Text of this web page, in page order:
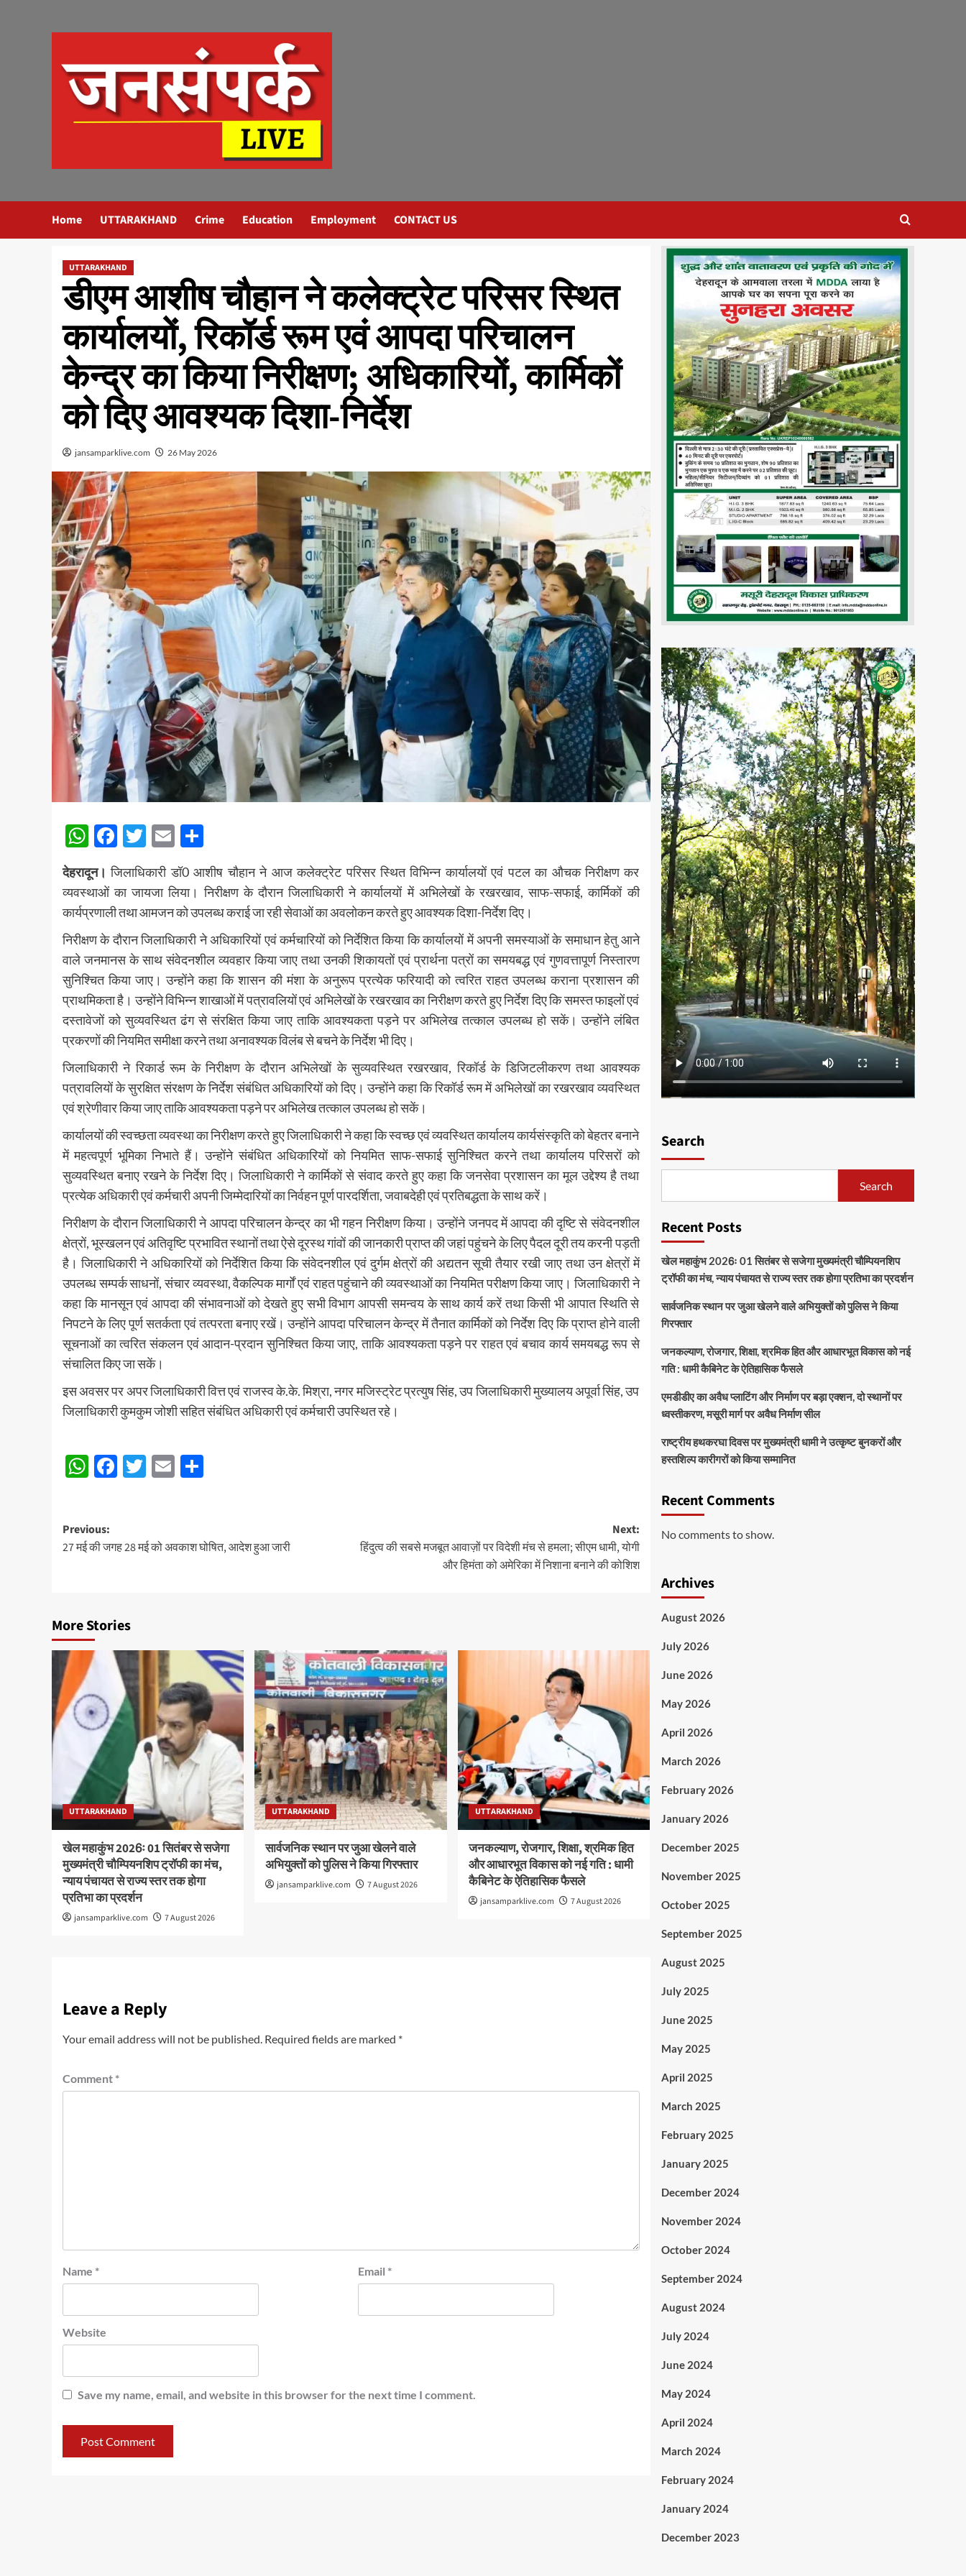
Home UTTARAKHAND Crime Education Employment CONTACT US
UTTARAKHAND
डीएम आशीष चौहान ने कलेक्ट्रेट परिसर स्थित
कार्यालयों, रिकॉर्ड रूम एवं आपदा परिचालन
केन्द्र का किया निरीक्षण; अधिकारियों, कार्मिकों
को दिए आवश्यक दिशा-निर्देश
jansamparklive.com 26 May 2026
WhatsApp
Facebook
Twitter
Email
देहरादून। जिलाधिकारी डॉ0 आशीष चौहान ने आज कलेक्ट्रेट परिसर स्थित विभिन्न कार्यालयों एवं पटल का औचक निरीक्षण कर
व्यवस्थाओं का जायजा लिया। निरीक्षण के दौरान जिलाधिकारी ने कार्यालयों में अभिलेखों के रखरखाव, साफ-सफाई, कार्मिकों की
कार्यप्रणाली तथा आमजन को उपलब्ध कराई जा रही सेवाओं का अवलोकन करते हुए आवश्यक दिशा-निर्देश दिए।
निरीक्षण के दौरान जिलाधिकारी ने अधिकारियों एवं कर्मचारियों को निर्देशित किया कि कार्यालयों में अपनी समस्याओं के समाधान हेतु आने
वाले जनमानस के साथ संवेदनशील व्यवहार किया जाए तथा उनकी शिकायतों एवं प्रार्थना पत्रों का समयबद्ध एवं गुणवत्तापूर्ण निस्तारण
सुनिश्चित किया जाए। उन्होंने कहा कि शासन की मंशा के अनुरूप प्रत्येक फरियादी को त्वरित राहत उपलब्ध कराना प्रशासन की
प्राथमिकता है। उन्होंने विभिन्न शाखाओं में पत्रावलियों एवं अभिलेखों के रखरखाव का निरीक्षण करते हुए निर्देश दिए कि समस्त फाइलों एवं
दस्तावेजों को सुव्यवस्थित ढंग से संरक्षित किया जाए ताकि आवश्यकता पड़ने पर अभिलेख तत्काल उपलब्ध हो सकें। उन्होंने लंबित
प्रकरणों की नियमित समीक्षा करने तथा अनावश्यक विलंब से बचने के निर्देश भी दिए।
जिलाधिकारी ने रिकार्ड रूम के निरीक्षण के दौरान अभिलेखों के सुव्यवस्थित रखरखाव, रिकॉर्ड के डिजिटलीकरण तथा आवश्यक
पत्रावलियों के सुरक्षित संरक्षण के निर्देश संबंधित अधिकारियों को दिए। उन्होंने कहा कि रिकॉर्ड रूम में अभिलेखों का रखरखाव व्यवस्थित
एवं श्रेणीवार किया जाए ताकि आवश्यकता पड़ने पर अभिलेख तत्काल उपलब्ध हो सकें।
कार्यालयों की स्वच्छता व्यवस्था का निरीक्षण करते हुए जिलाधिकारी ने कहा कि स्वच्छ एवं व्यवस्थित कार्यालय कार्यसंस्कृति को बेहतर बनाने
में महत्वपूर्ण भूमिका निभाते हैं। उन्होंने संबंधित अधिकारियों को नियमित साफ-सफाई सुनिश्चित करने तथा कार्यालय परिसरों को
सुव्यवस्थित बनाए रखने के निर्देश दिए। जिलाधिकारी ने कार्मिकों से संवाद करते हुए कहा कि जनसेवा प्रशासन का मूल उद्देश्य है तथा
प्रत्येक अधिकारी एवं कर्मचारी अपनी जिम्मेदारियों का निर्वहन पूर्ण पारदर्शिता, जवाबदेही एवं प्रतिबद्धता के साथ करें।
निरीक्षण के दौरान जिलाधिकारी ने आपदा परिचालन केन्द्र का भी गहन निरीक्षण किया। उन्होंने जनपद में आपदा की दृष्टि से संवेदनशील
क्षेत्रों, भूस्खलन एवं अतिवृष्टि प्रभावित स्थानों तथा ऐसे दूरस्थ गांवों की जानकारी प्राप्त की जहां पहुंचने के लिए पैदल दूरी तय करनी पड़ती
है। जिलाधिकारी ने अधिकारियों को निर्देशित किया कि संवेदनशील एवं दुर्गम क्षेत्रों की अद्यतन सूची तैयार रखी जाए तथा उन क्षेत्रों में
उपलब्ध सम्पर्क साधनों, संचार व्यवस्था, वैकल्पिक मार्गों एवं राहत पहुंचाने की व्यवस्थाओं का नियमित परीक्षण किया जाए। जिलाधिकारी ने
कहा कि मानसून एवं आपदा की संभावनाओं को देखते हुए सभी विभाग आपसी समन्वय के साथ कार्य करें तथा किसी भी आपात स्थिति से
निपटने के लिए पूर्ण सतर्कता एवं तत्परता बनाए रखें। उन्होंने आपदा परिचालन केन्द्र में तैनात कार्मिकों को निर्देश दिए कि प्राप्त होने वाली
सूचनाओं का त्वरित संकलन एवं आदान-प्रदान सुनिश्चित किया जाए, ताकि आवश्यकता पड़ने पर राहत एवं बचाव कार्य समयबद्ध रूप से
संचालित किए जा सकें।
इस अवसर पर अपर जिलाधिकारी वित्त एवं राजस्व के.के. मिश्रा, नगर मजिस्ट्रेट प्रत्युष सिंह, उप जिलाधिकारी मुख्यालय अपूर्वा सिंह, उप
जिलाधिकारी कुमकुम जोशी सहित संबंधित अधिकारी एवं कर्मचारी उपस्थित रहे।
Post
navigation
WhatsApp
Facebook
Twitter
Email
Post
navigation
Previous:
27 मई की जगह 28 मई को अवकाश घोषित, आदेश हुआ जारी
Next:
हिंदुत्व की सबसे मजबूत आवाज़ों पर विदेशी मंच से हमला; सीएम धामी, योगी
और हिमंता को अमेरिका में निशाना बनाने की कोशिश
More Stories
UTTARAKHAND
खेल महाकुंभ 2026ः 01 सितंबर से सजेगा
मुख्यमंत्री चौम्पियनशिप ट्रॉफी का मंच,
न्याय पंचायत से राज्य स्तर तक होगा
प्रतिभा का प्रदर्शन
jansamparklive.com 7 August 2026
UTTARAKHAND
सार्वजनिक स्थान पर जुआ खेलने वाले
अभियुक्तों को पुलिस ने किया गिरफ्तार
jansamparklive.com 7 August 2026
UTTARAKHAND
जनकल्याण, रोजगार, शिक्षा, श्रमिक हित
और आधारभूत विकास को नई गति : धामी
कैबिनेट के ऐतिहासिक फैसले
jansamparklive.com 7 August 2026
Leave a Reply
Your email address will not be published. Required fields are marked *
Comment *
Name * Email *
Website
Save my name, email, and website in this browser for the next time I comment.
Search
Search
Recent Posts
खेल महाकुंभ 2026ः 01 सितंबर से सजेगा मुख्यमंत्री चौम्पियनशिप
ट्रॉफी का मंच, न्याय पंचायत से राज्य स्तर तक होगा प्रतिभा का प्रदर्शन
सार्वजनिक स्थान पर जुआ खेलने वाले अभियुक्तों को पुलिस ने किया
गिरफ्तार
जनकल्याण, रोजगार, शिक्षा, श्रमिक हित और आधारभूत विकास को नई
गति : धामी कैबिनेट के ऐतिहासिक फैसले
एमडीडीए का अवैध प्लाटिंग और निर्माण पर बड़ा एक्शन, दो स्थानों पर
ध्वस्तीकरण, मसूरी मार्ग पर अवैध निर्माण सील
राष्ट्रीय हथकरघा दिवस पर मुख्यमंत्री धामी ने उत्कृष्ट बुनकरों और
हस्तशिल्प कारीगरों को किया सम्मानित
Recent Comments
No comments to show.
Archives
August 2026
July 2026
June 2026
May 2026
April 2026
March 2026
February 2026
January 2026
December 2025
November 2025
October 2025
September 2025
August 2025
July 2025
June 2025
May 2025
April 2025
March 2025
February 2025
January 2025
December 2024
November 2024
October 2024
September 2024
August 2024
July 2024
June 2024
May 2024
April 2024
March 2024
February 2024
January 2024
December 2023